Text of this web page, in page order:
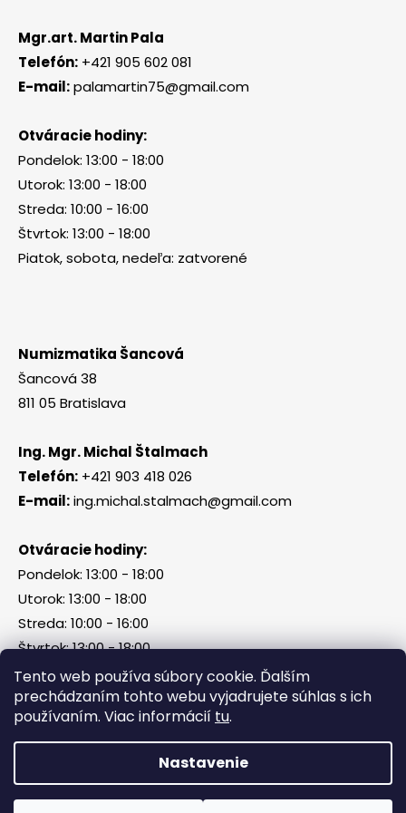
Tento web používa súbory cookie. Ďalším
prechádzaním tohto webu vyjadrujete súhlas s ich
používaním. Viac informácií tu.
Nastavenie
Mgr.art. Martin Pala
Telefón: +421 905 602 081
E-mail:palamartin75@gmail.com
Otváracie hodiny:
Pondelok: 13:00 - 18:00
Utorok: 13:00 - 18:00
Streda: 10:00 - 16:00
Štvrtok: 13:00 - 18:00
Piatok, sobota, nedeľa: zatvorené
Numizmatika Šancová
Šancová 38
811 05 Bratislava
Ing. Mgr. Michal Štalmach
Telefón: +421 903 418 026
E-mail:ing.michal.stalmach@gmail.com
Otváracie hodiny:
Pondelok: 13:00 - 18:00
Utorok: 13:00 - 18:00
Streda: 10:00 - 16:00
Štvrtok: 13:00 - 18:00
Piatok, sobota, nedeľa: zatvorené
Vytvoril Shoptet